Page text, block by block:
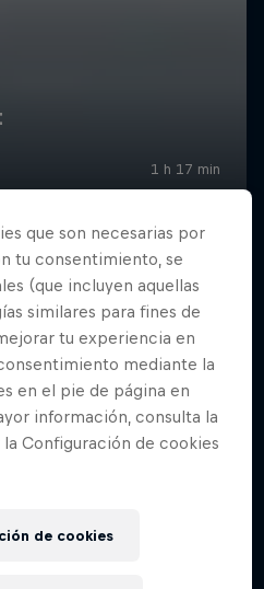
que son necesarias por
tu consentimiento, se
(que incluyen aquellas
similares para fines de
tu experiencia en
mediante la
en el pie de página en
información, consulta la
la Configuración de cookies
de cookies